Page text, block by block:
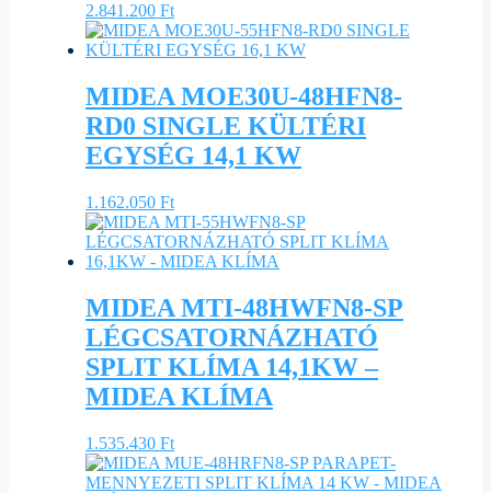
2.841.200 Ft
MIDEA MOE30U-48HFN8-
RD0 SINGLE KÜLTÉRI
EGYSÉG 14,1 KW
1.162.050 Ft
MIDEA MTI-48HWFN8-SP
LÉGCSATORNÁZHATÓ
SPLIT KLÍMA 14,1KW –
MIDEA KLÍMA
1.535.430 Ft